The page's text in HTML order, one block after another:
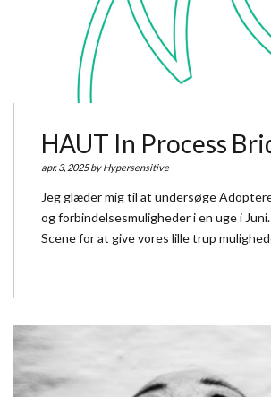
HAUT In Process
apr. 3, 2025 byHypersensitive
Jeg glæder mig til at undersøge
og forbindelsesmuligheder i en uge i
Scene for at give vores lille trup